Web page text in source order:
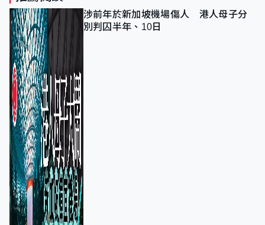
涉前年於新加坡機場傷人 港人母子分
別判囚半年、10日